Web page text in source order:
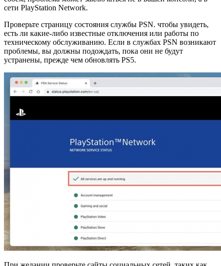
сети PlayStation Network.
Проверьте страницу состояния службы PSN. чтобы увидеть,
есть ли какие-либо известные отключения или работы по
техническому обслуживанию. Если в службах PSN возникают
проблемы, вы должны подождать, пока они не будут
устранены, прежде чем обновлять PS5.